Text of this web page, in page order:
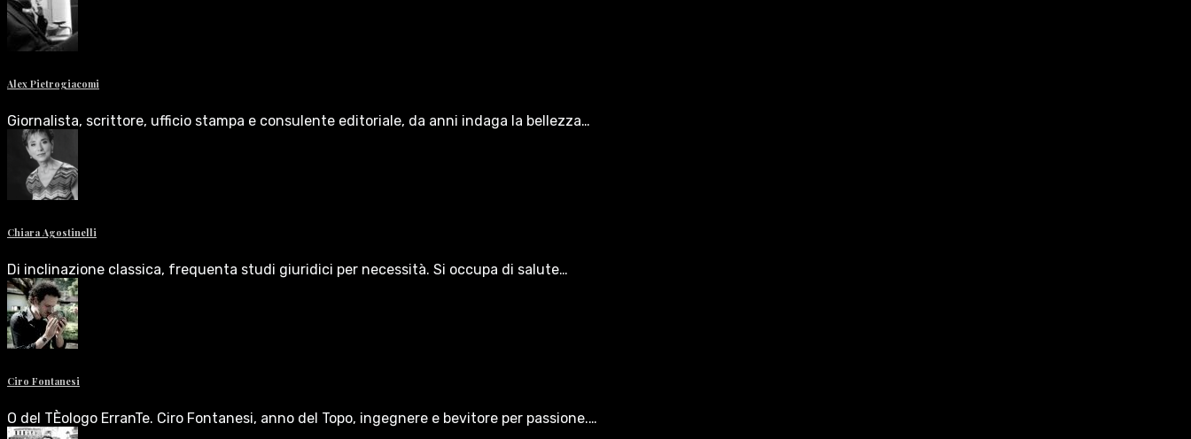
Alex Pietrogiacomi
Giornalista, scrittore, ufficio stampa e consulente editoriale, da anni indaga la bellezza…
Chiara Agostinelli
Di inclinazione classica, frequenta studi giuridici per necessità. Si occupa di salute…
Ciro Fontanesi
O del TÈologo ErranTe. Ciro Fontanesi, anno del Topo, ingegnere e bevitore per passione.…